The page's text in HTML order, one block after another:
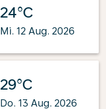
24°C
Mi. 12 Aug. 2026
29°C
Do. 13 Aug. 2026